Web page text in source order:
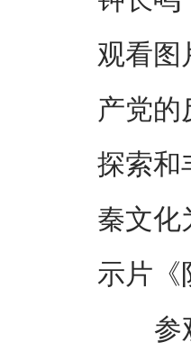
观看图
产党的
探索和
秦文化
示片《
参观